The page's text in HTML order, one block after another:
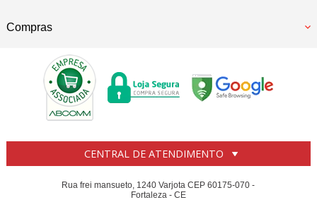
Compras
CENTRAL DE ATENDIMENTO
Rua frei mansueto, 1240 Varjota CEP 60175-070 -
Fortaleza - CE